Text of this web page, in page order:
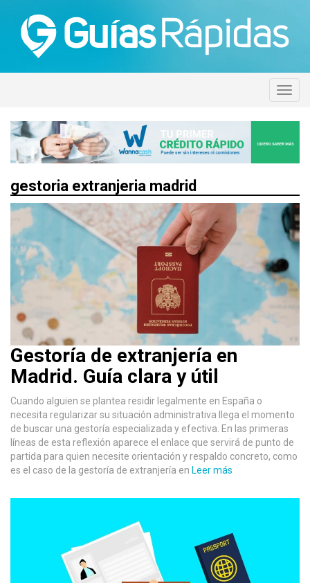
gestoria extranjeria madrid
Gestoría de extranjería en
Madrid. Guía clara y útil
Cuando alguien se plantea residir legalmente en España o
necesita regularizar su situación administrativa llega el momento
de buscar una gestoría especializada y efectiva. En las primeras
líneas de esta reflexión aparece el enlace que servirá de punto de
partida para quien necesite orientación y respaldo concreto, como
es el caso de la gestoría de extranjería en Leer más